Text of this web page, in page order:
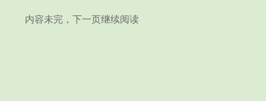
内容未完，下一页继续阅读